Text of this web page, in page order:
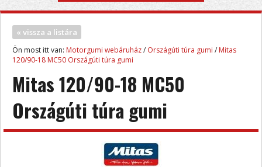
« vissza a listára
Ön most itt van: Motorgumi webáruház/ Országúti túra gumi / Mitas
120/90-18 MC50 Országúti túra gumi
Mitas 120/90-18 MC50
Országúti túra gumi